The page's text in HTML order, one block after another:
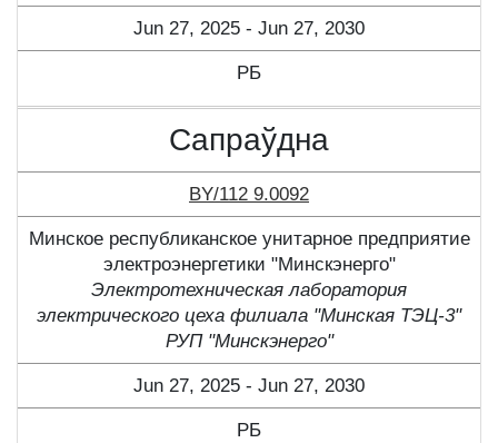
Jun 27, 2025 - Jun 27, 2030
РБ
Сапраўдна
BY/112 9.0092
Минское республиканское унитарное предприятие
электроэнергетики "Минскэнерго"
Электротехническая лаборатория
электрического цеха филиала "Минская ТЭЦ-3"
РУП "Минскэнерго"
Jun 27, 2025 - Jun 27, 2030
РБ